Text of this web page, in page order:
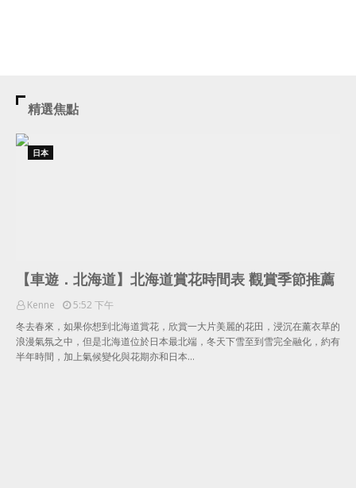
精選焦點
日本
【車遊．北海道】北海道賞花時間表 觀賞季節推薦
Kenne
5:52 下午
冬去春來，如果你想到北海道賞花，欣賞一大片美麗的花田，浸沉在薰衣草的
浪漫氣氛之中，但是北海道位於日本最北端，冬天下雪至到雪完全融化，約有
半年時間，加上氣候變化與花期亦和日本…